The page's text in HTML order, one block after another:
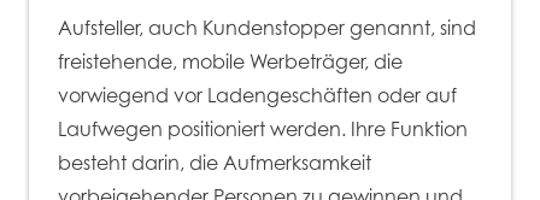
Aufsteller, auch Kundenstopper genannt, sind
freistehende, mobile Werbeträger, die
vorwiegend vor Ladengeschäften oder auf
Laufwegen positioniert werden. Ihre Funktion
besteht darin, die Aufmerksamkeit